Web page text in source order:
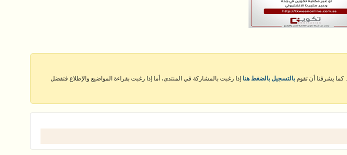
. كما يشرفنا أن تقوم بالتسجيل بالضغط هنا إذا رغبت بالمشاركة في المنتدى، أما إذا رغبت بقراءة المواضيع والإطلاع فتفضل